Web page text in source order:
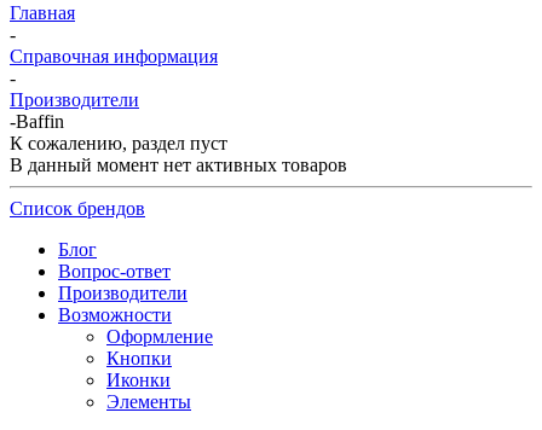
Главная
-
Справочная информация
-
Производители
-Baffin
К сожалению, раздел пуст
В данный момент нет активных товаров
Список брендов
Блог
Вопрос-ответ
Производители
Возможности
Оформление
Кнопки
Иконки
Элементы